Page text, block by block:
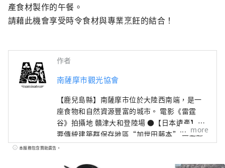
產食材製作的午餐。
請藉此機會享受時令食材與專業烹飪的結合！
作者
南薩摩市觀光協會
【鹿兒島縣】南薩摩市位於大陸西南端，是一
座食物和自然資源豐富的城市。 電影《雷霆
谷》拍攝地 贛津大和登陸場 ●【日本遺產】重
要傳統建築群保存地區“加世田藤本” 黑瀨藤
次/熱藤次（南薩摩七三燒酒）的誕生地 ●九州
more
本服務包含贊助廣告。